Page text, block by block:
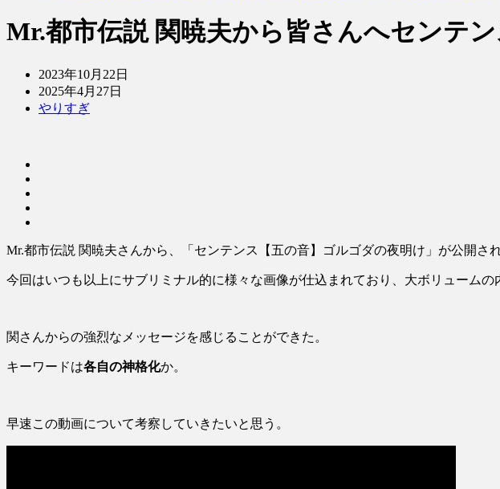
Mr.都市伝説 関暁夫から皆さんへセンテ
2023年10月22日
2025年4月27日
やりすぎ
Mr.都市伝説 関暁夫さんから、「センテンス【五の音】ゴルゴダの夜明け」が公開され
今回はいつも以上にサブリミナル的に様々な画像が仕込まれており、大ボリュームの
関さんからの強烈なメッセージを感じることができた。
キーワードは各自の神格化か。
早速この動画について考察していきたいと思う。